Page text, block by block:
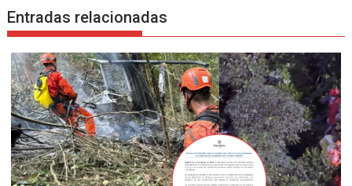
Entradas relacionadas